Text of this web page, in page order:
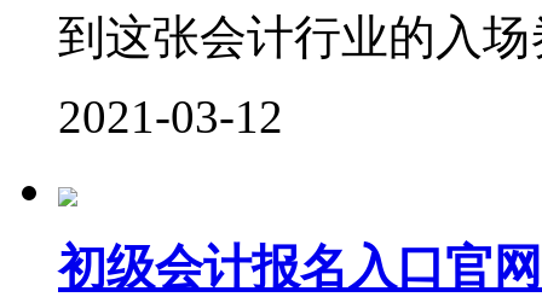
到这张会计行业的入
2021-03-12
初级会计报名入口官